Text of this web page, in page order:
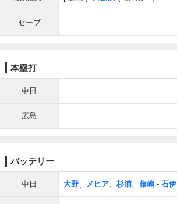
セーブ
本塁打
中日
広島
バッテリー
中日 大野、 メヒア、 杉浦、 藤嶋 - 石伊